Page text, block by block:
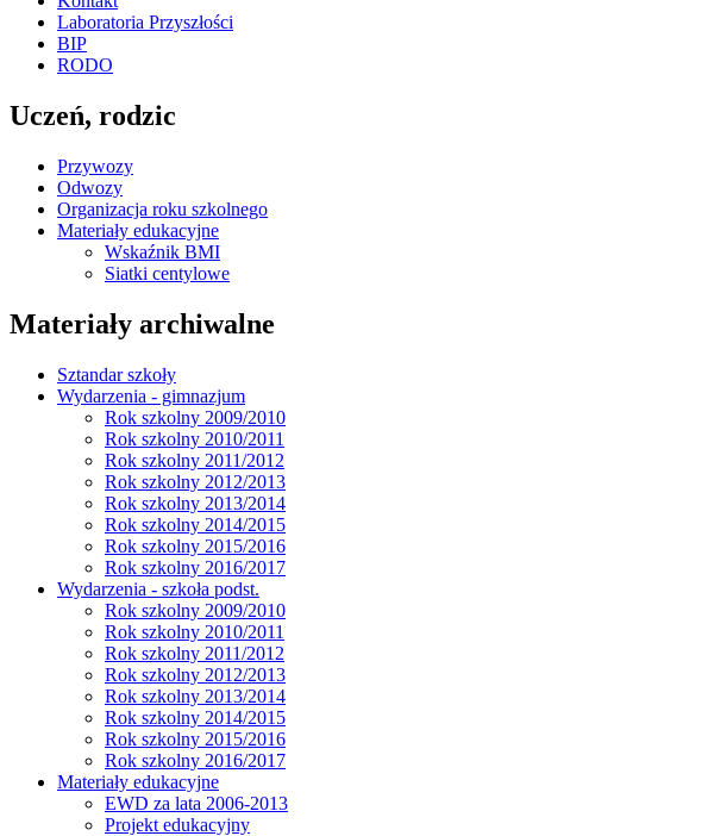
Laboratoria Przyszłości
BIP
RODO
Uczeń, rodzic
Przywozy
Odwozy
Organizacja roku szkolnego
Materiały edukacyjne
Wskaźnik BMI
Siatki centylowe
Materiały archiwalne
Sztandar szkoły
Wydarzenia - gimnazjum
Rok szkolny 2009/2010
Rok szkolny 2010/2011
Rok szkolny 2011/2012
Rok szkolny 2012/2013
Rok szkolny 2013/2014
Rok szkolny 2014/2015
Rok szkolny 2015/2016
Rok szkolny 2016/2017
Wydarzenia - szkoła podst.
Rok szkolny 2009/2010
Rok szkolny 2010/2011
Rok szkolny 2011/2012
Rok szkolny 2012/2013
Rok szkolny 2013/2014
Rok szkolny 2014/2015
Rok szkolny 2015/2016
Rok szkolny 2016/2017
Materiały edukacyjne
EWD za lata 2006-2013
Projekt edukacyjny